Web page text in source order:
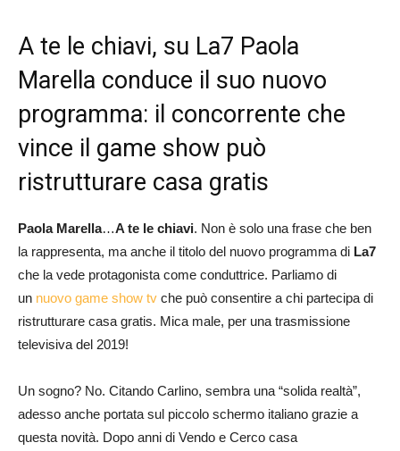
A te le chiavi, su La7 Paola
Marella conduce il suo nuovo
programma: il concorrente che
vince il game show può
ristrutturare casa gratis
Paola Marella…A te le chiavi. Non è solo una frase che ben
la rappresenta, ma anche il titolo del nuovo programma di La7
che la vede protagonista come conduttrice. Parliamo di
un nuovo game show tv che può consentire a chi partecipa di
ristrutturare casa gratis. Mica male, per una trasmissione
televisiva del 2019!
Un sogno? No. Citando Carlino, sembra una “solida realtà”,
adesso anche portata sul piccolo schermo italiano grazie a
questa novità. Dopo anni di Vendo e Cerco casa